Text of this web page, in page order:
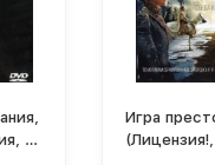
8
Игра